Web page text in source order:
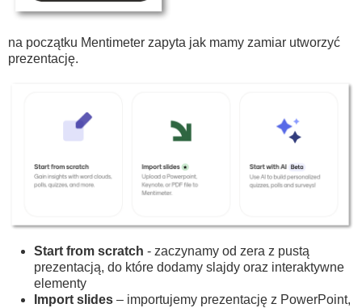
na początku Mentimeter zapyta jak mamy zamiar utworzyć
prezentację.
Start from scratch - zaczynamy od zera z pustą
prezentacją, do które dodamy slajdy oraz interaktywne
elementy
Import slides – importujemy prezentację z PowerPoint,